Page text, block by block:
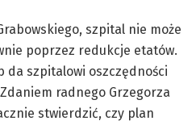
szpital nie może
poprzez redukcje etatów.
da szpitalowi oszczędności
radnego Grzegorza
stwierdzić, czy plan